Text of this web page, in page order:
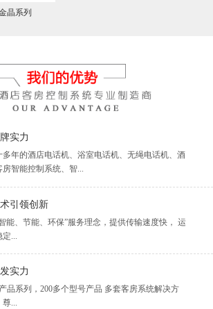
晶系列
实力
多年的酒店电话机、浴室电话机、无绳电话机、酒
房智能控制系统、智...
引领创新
能、节能、环保”服务理念，提供传输速度快， 运
...
实力
品系列，200多个型号产品 多套客房系统解决方
尊...